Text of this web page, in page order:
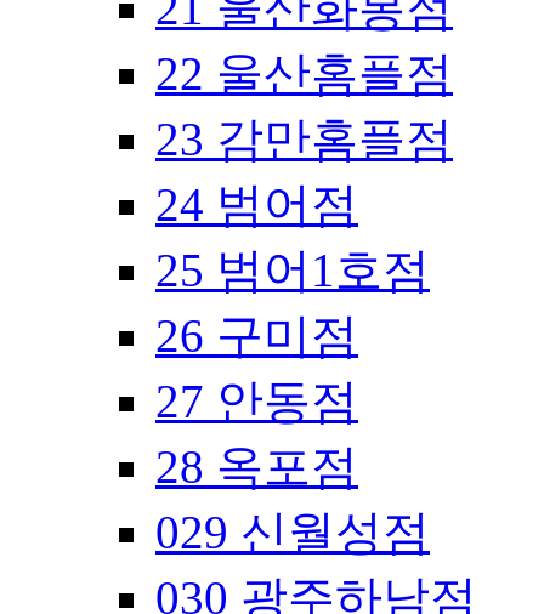
22 울산홈플점
23 감만홈플점
24 범어점
25 범어1호점
26 구미점
27 안동점
28 옥포점
029 신월성점
030 광주하남점